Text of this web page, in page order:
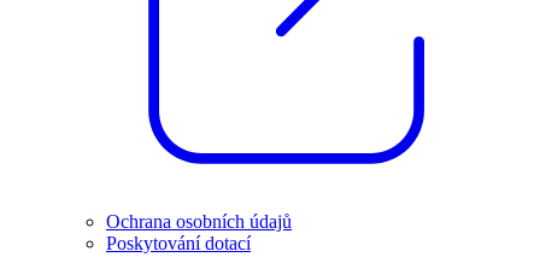
Ochrana osobních údajů
Poskytování dotací